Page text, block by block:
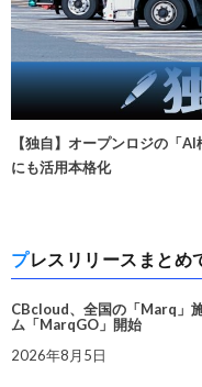
【独自】オープンロジの「
にも活用本格化
プレスリリースまとめ
CBcloud、全国の「Marq」
ム「MarqGO」開始
2026年8月5日